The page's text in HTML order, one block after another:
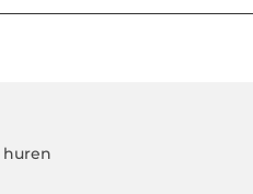
huren